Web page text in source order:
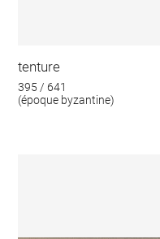
tenture
395 / 641
(époque byzantine)